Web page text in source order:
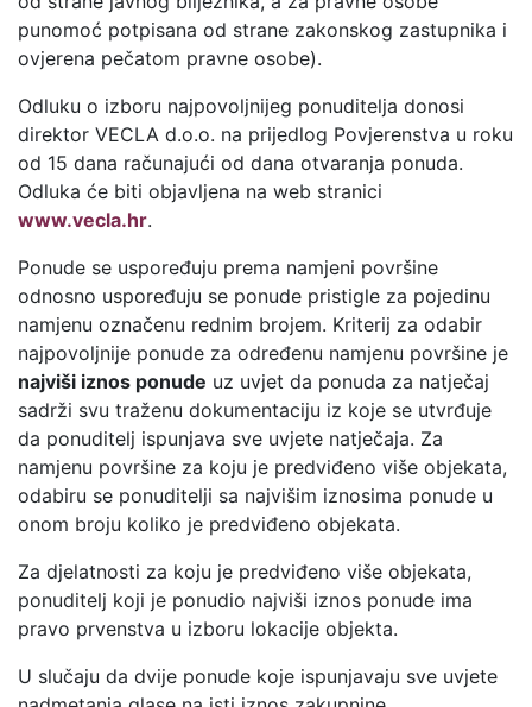
punomoć potpisana od strane zakonskog zastupnika i
ovjerena pečatom pravne osobe).
Odluku o izboru najpovoljnijeg ponuditelja donosi
direktor VECLA d.o.o. na prijedlog Povjerenstva u roku
od 15 dana računajući od dana otvaranja ponuda.
Odluka će biti objavljena na web stranici
www.vecla.hr.
Ponude se uspoređuju prema namjeni površine
odnosno uspoređuju se ponude pristigle za pojedinu
namjenu označenu rednim brojem. Kriterij za odabir
najpovoljnije ponude za određenu namjenu površine je
najviši iznos ponude uz uvjet da ponuda za natječaj
sadrži svu traženu dokumentaciju iz koje se utvrđuje
da ponuditelj ispunjava sve uvjete natječaja. Za
namjenu površine za koju je predviđeno više objekata,
odabiru se ponuditelji sa najvišim iznosima ponude u
onom broju koliko je predviđeno objekata.
Za djelatnosti za koju je predviđeno više objekata,
ponuditelj koji je ponudio najviši iznos ponude ima
pravo prvenstva u izboru lokacije objekta.
U slučaju da dvije ponude koje ispunjavaju sve uvjete